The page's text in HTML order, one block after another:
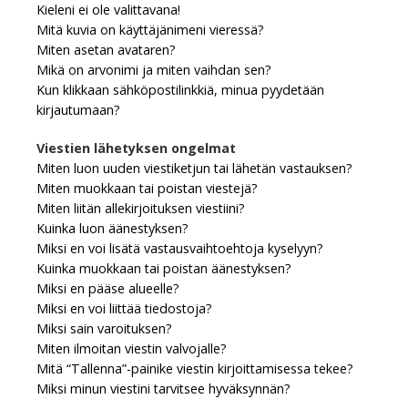
Kieleni ei ole valittavana!
Mitä kuvia on käyttäjänimeni vieressä?
Miten asetan avataren?
Mikä on arvonimi ja miten vaihdan sen?
Kun klikkaan sähköpostilinkkiä, minua pyydetään
kirjautumaan?
Viestien lähetyksen ongelmat
Miten luon uuden viestiketjun tai lähetän vastauksen?
Miten muokkaan tai poistan viestejä?
Miten liitän allekirjoituksen viestiini?
Kuinka luon äänestyksen?
Miksi en voi lisätä vastausvaihtoehtoja kyselyyn?
Kuinka muokkaan tai poistan äänestyksen?
Miksi en pääse alueelle?
Miksi en voi liittää tiedostoja?
Miksi sain varoituksen?
Miten ilmoitan viestin valvojalle?
Mitä “Tallenna”-painike viestin kirjoittamisessa tekee?
Miksi minun viestini tarvitsee hyväksynnän?